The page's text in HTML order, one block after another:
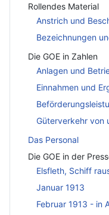
Rollendes Material
Anstrich und
Bezeichnungen
Die GOE in Zahlen
Anlagen und
Einnahmen und
Güterverkehr von
Das Personal
Die GOE in der
Elsfleth, Schiff
Januar 1913
Februar 1913 - in